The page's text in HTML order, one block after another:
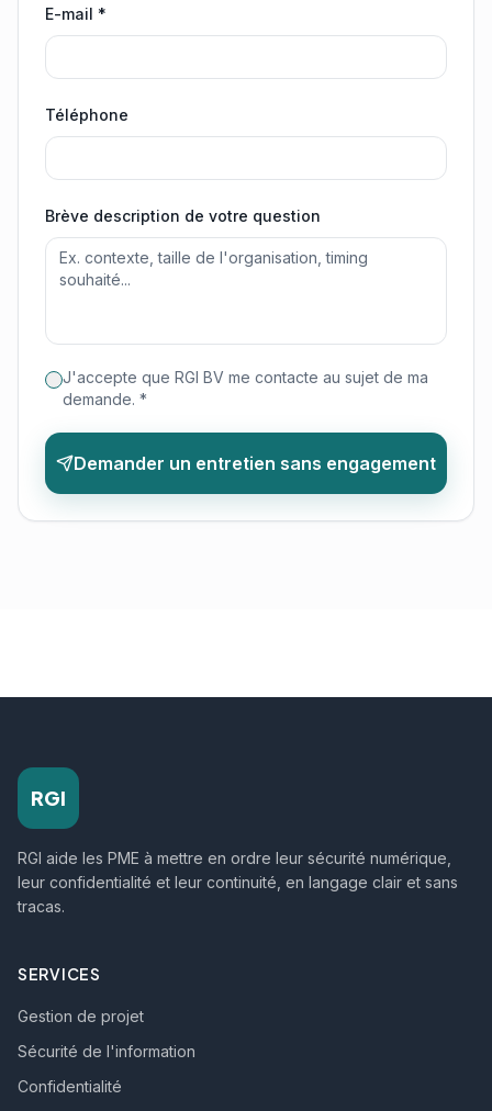
E-mail *
Téléphone
Brève description de votre question
J'accepte que RGI BV me contacte au sujet de ma
demande. *
Demander un entretien sans engagement
RGI
RGI aide les PME à mettre en ordre leur sécurité numérique,
leur confidentialité et leur continuité, en langage clair et sans
tracas.
SERVICES
Gestion de projet
Sécurité de l'information
Confidentialité